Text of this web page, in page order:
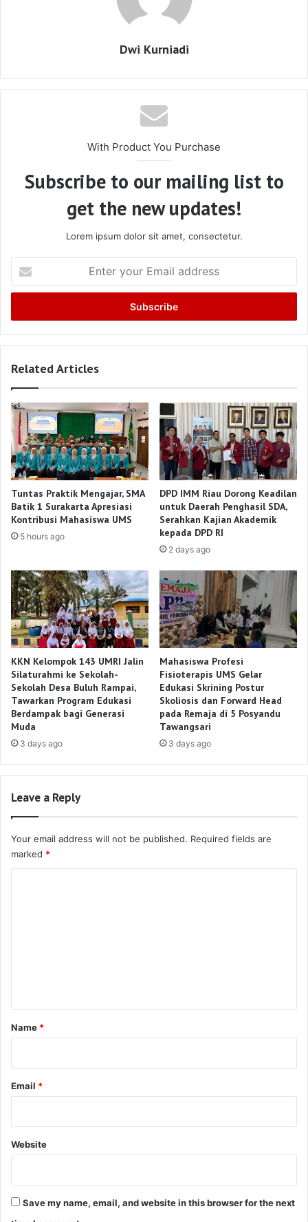
Dwi Kurniadi
With Product You Purchase
Subscribe to our mailing list to
get the new updates!
Lorem ipsum dolor sit amet, consectetur.
your
Email
Related Articles
Tuntas Praktik Mengajar, SMA
Batik 1 Surakarta Apresiasi
Kontribusi Mahasiswa UMS
5 hours ago
DPD IMM Riau Dorong Keadilan
untuk Daerah Penghasil SDA,
Serahkan Kajian Akademik
kepada DPD RI
2 days ago
KKN Kelompok 143 UMRI Jalin
Silaturahmi ke Sekolah-
Sekolah Desa Buluh Rampai,
Tawarkan Program Edukasi
Berdampak bagi Generasi
Muda
3 days ago
Mahasiswa Profesi
Fisioterapis UMS Gelar
Edukasi Skrining Postur
Skoliosis dan Forward Head
pada Remaja di 5 Posyandu
Tawangsari
3 days ago
Leave a Reply
Your email address will not be published. Required fields are
marked *
*
Name *
Email *
Website
Save my name, email, and website in this browser for the next